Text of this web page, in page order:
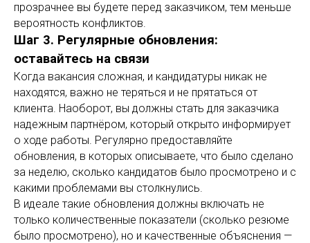
прозрачнее вы будете перед заказчиком, тем меньше
вероятность конфликтов.
Шаг 3. Регулярные обновления:
оставайтесь на связи
Когда вакансия сложная, и кандидатуры никак не
находятся, важно не теряться и не прятаться от
клиента. Наоборот, вы должны стать для заказчика
надежным партнёром, который открыто информирует
о ходе работы. Регулярно предоставляйте
обновления, в которых описываете, что было сделано
за неделю, сколько кандидатов было просмотрено и с
какими проблемами вы столкнулись.
В идеале такие обновления должны включать не
только количественные показатели (сколько резюме
было просмотрено), но и качественные объяснения —